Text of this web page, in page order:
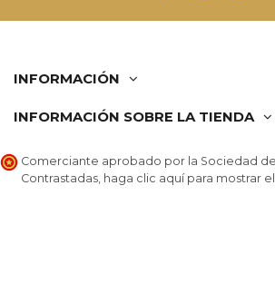
INFORMACIÓN
INFORMACIÓN SOBRE LA TIENDA
Comerciante aprobado por la Sociedad
Contrastadas, haga clic aquí para mostrar